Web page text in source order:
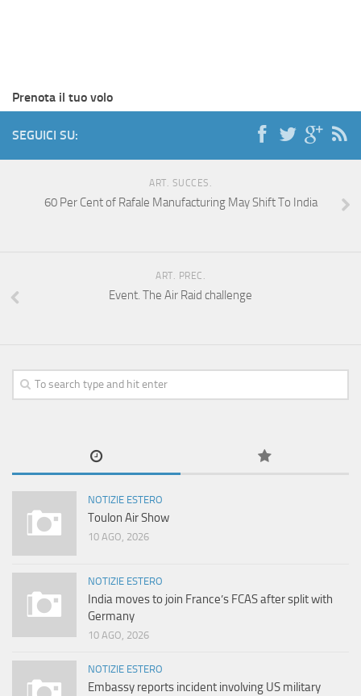
Prenota il tuo volo
SEGUICI SU:
ART. SUCCES.
60 Per Cent of Rafale Manufacturing May Shift To India
ART. PREC.
Event. The Air Raid challenge
NOTIZIE ESTERO
Toulon Air Show
10 AGO, 2026
NOTIZIE ESTERO
India moves to join France’s FCAS after split with
Germany
10 AGO, 2026
NOTIZIE ESTERO
Embassy reports incident involving US military